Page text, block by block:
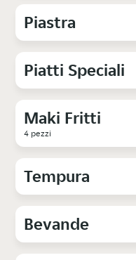
Piastra
Piatti Speciali
Maki Fritti
4 pezzi
Tempura
Bevande